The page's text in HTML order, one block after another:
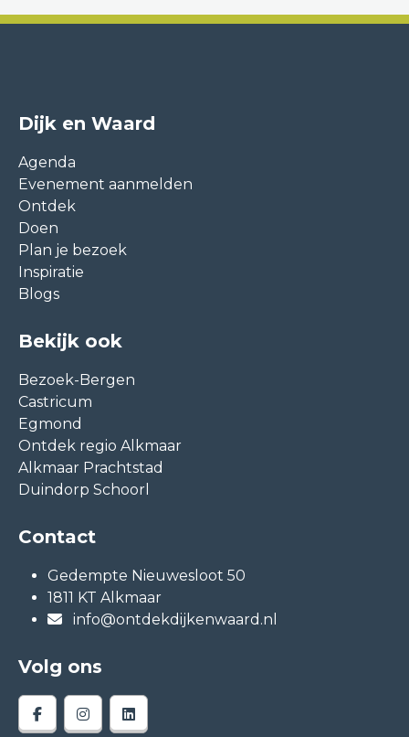
Dijk en Waard
Agenda
Evenement aanmelden
Ontdek
Doen
Plan je bezoek
Inspiratie
Blogs
Bekijk ook
Bezoek-Bergen
Castricum
Egmond
Ontdek regio Alkmaar
Alkmaar Prachtstad
Duindorp Schoorl
Contact
Gedempte Nieuwesloot 50
1811 KT Alkmaar
info@ontdekdijkenwaard.nl
Volg ons